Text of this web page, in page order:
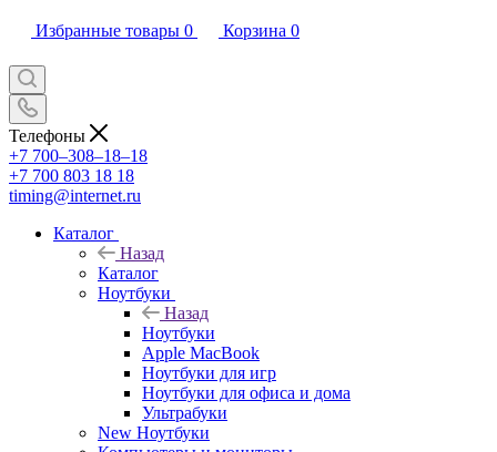
Избранные товары 0 Корзина 0
Телефоны
+7 700‒308‒18‒18
+7 700 803 18 18
timing@internet.ru
Каталог
Назад
Каталог
Ноутбуки
Назад
Ноутбуки
Apple MacBook
Ноутбуки для игр
Ноутбуки для офиса и дома
Ультрабуки
New Ноутбуки